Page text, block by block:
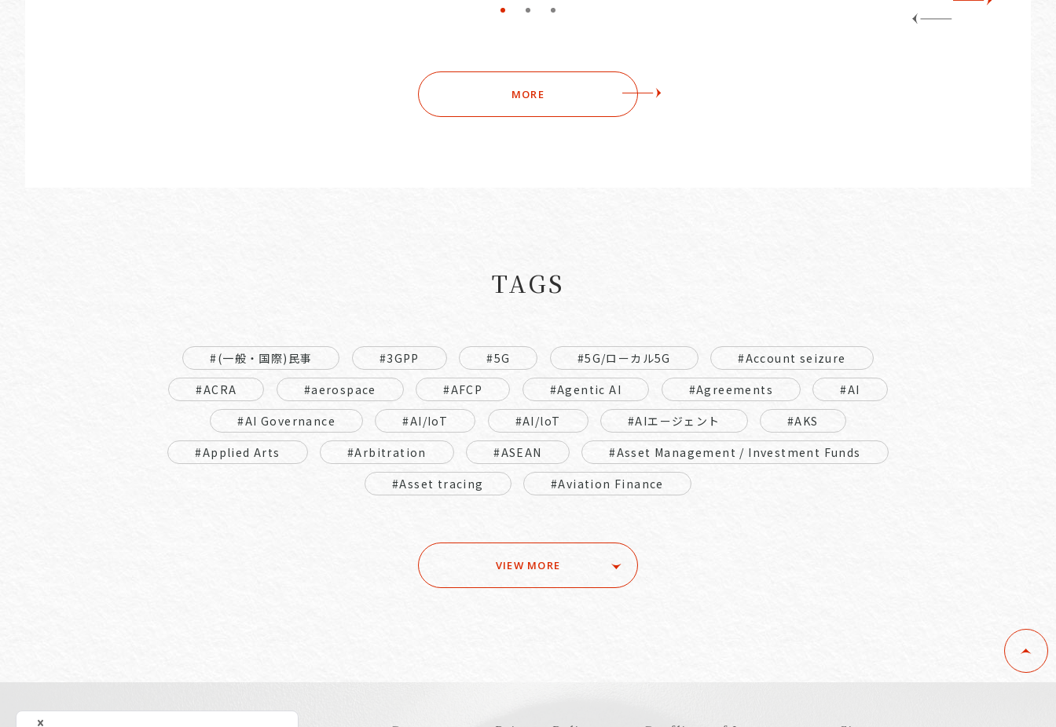
MORE
TAGS
#(一般・国際)民事 #3GPP #5G #5G/ローカル5G
#Account seizure
#ACRA
#aerospace #AFCP #Agentic AI #Agreements
#AI
#AI Governance
#AI/IoT #AI/loT #AIエージェント
#AKS
#Applied Arts
#Arbitration #ASEAN
#Asset Management / Investment Funds
#Asset tracing
#Aviation Finance
VIEW MORE